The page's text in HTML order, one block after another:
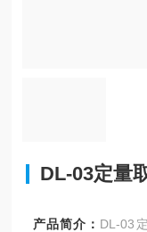
DL-03定量
产品简介： DL-03